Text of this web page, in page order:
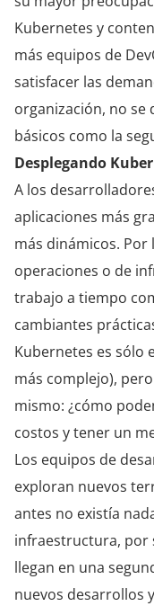
Kubernetes y
más equipos de
satisfacer las
organización, no
básicos como la
Desplegando
A los
aplicaciones más
más dinámicos.
operaciones o de
trabajo a tiempo
cambiantes
Kubernetes es sólo
más complejo),
mismo: ¿cómo
costos y tener un
Los equipos de
exploran nuevos
antes no existía
infraestructura, por
llegan en una
nuevos desarrollos